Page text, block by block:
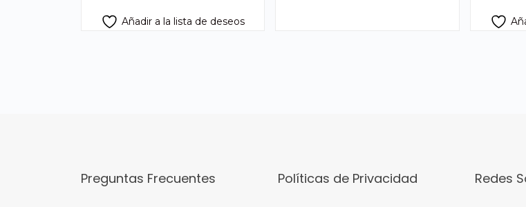
Añadir a la lista de deseos
Preguntas Frecuentes Políticas de Privacidad Redes